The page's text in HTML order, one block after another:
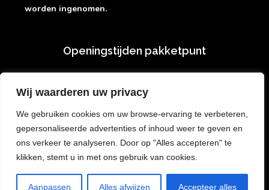
Wij waarderen uw privacy
We gebruiken cookies om uw browse-ervaring te verbeteren,
gepersonaliseerde advertenties of inhoud weer te geven en
ons verkeer te analyseren. Door op "Alles accepteren" te
klikken, stemt u in met ons gebruik van cookies.
Aanpassen Alles afwijzen Accepteer alles
worden ingenomen.
Openingstijden pakketpunt
Dagelijks van 10:00 tot 16:45kunt u